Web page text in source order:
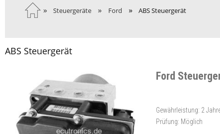
» Steuergeräte » Ford » ABS Steuergerät
ABS Steuergerät
Ford
Gewährleistung: 2
Prüfung: Möglich